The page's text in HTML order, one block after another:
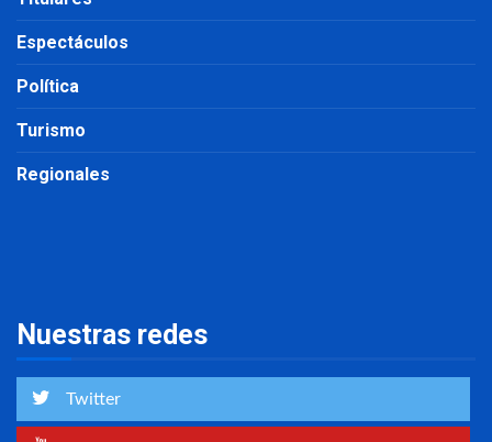
Espectáculos
Política
Turismo
Regionales
Nuestras redes
Twitter